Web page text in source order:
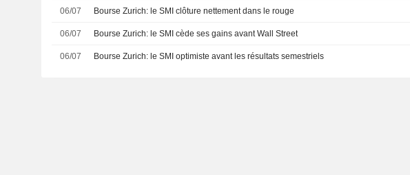
06/07 Bourse Zurich: le SMI clôture nettement dans le rouge
06/07 Bourse Zurich: le SMI cède ses gains avant Wall Street
06/07 Bourse Zurich: le SMI optimiste avant les résultats semestriels